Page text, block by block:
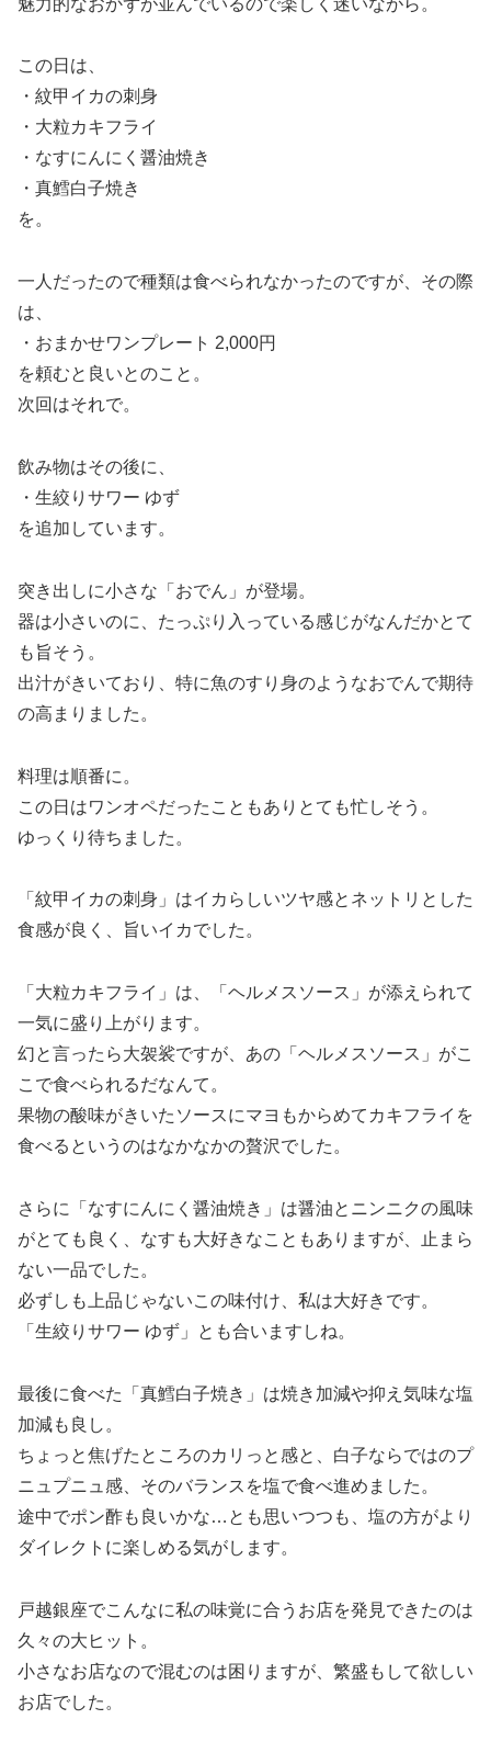
この日は、
・紋甲イカの刺身
・大粒カキフライ
・なすにんにく醤油焼き
・真鱈白子焼き
を。
一人だったので種類は食べられなかったのですが、その際
は、
・おまかせワンプレート 2,000円
を頼むと良いとのこと。
次回はそれで。
飲み物はその後に、
・生絞りサワー ゆず
を追加しています。
突き出しに小さな「おでん」が登場。
器は小さいのに、たっぷり入っている感じがなんだかとて
も旨そう。
出汁がきいており、特に魚のすり身のようなおでんで期待
の高まりました。
料理は順番に。
この日はワンオペだったこともありとても忙しそう。
ゆっくり待ちました。
「紋甲イカの刺身」はイカらしいツヤ感とネットリとした
食感が良く、旨いイカでした。
「大粒カキフライ」は、「ヘルメスソース」が添えられて
一気に盛り上がります。
幻と言ったら大袈裟ですが、あの「ヘルメスソース」がこ
こで食べられるだなんて。
果物の酸味がきいたソースにマヨもからめてカキフライを
食べるというのはなかなかの贅沢でした。
さらに「なすにんにく醤油焼き」は醤油とニンニクの風味
がとても良く、なすも大好きなこともありますが、止まら
ない一品でした。
必ずしも上品じゃないこの味付け、私は大好きです。
「生絞りサワー ゆず」とも合いますしね。
最後に食べた「真鱈白子焼き」は焼き加減や抑え気味な塩
加減も良し。
ちょっと焦げたところのカリっと感と、白子ならではのプ
ニュプニュ感、そのバランスを塩で食べ進めました。
途中でポン酢も良いかな…とも思いつつも、塩の方がより
ダイレクトに楽しめる気がします。
戸越銀座でこんなに私の味覚に合うお店を発見できたのは
久々の大ヒット。
小さなお店なので混むのは困りますが、繁盛もして欲しい
お店でした。